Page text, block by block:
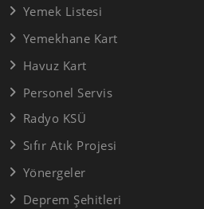
Yemek Listesi
Yemekhane Kart
Havuz Kart
Personel Servis
Radyo KSÜ
Sıfır Atık Projesi
Yönergeler
Deprem Şehitleri